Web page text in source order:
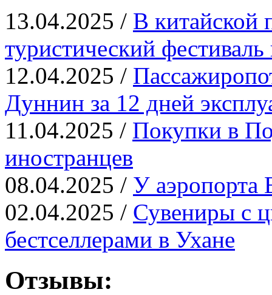
13.04.2025 / В китайской
туристический
12.04.2025 /
Дуннин за 12 дней
11.04.2025 / Покупки в
иностранцев
08.04.2025 / У аэропорта
02.04.2025 / Сувениры с
бестселлерами в Ухане
Отзывы: